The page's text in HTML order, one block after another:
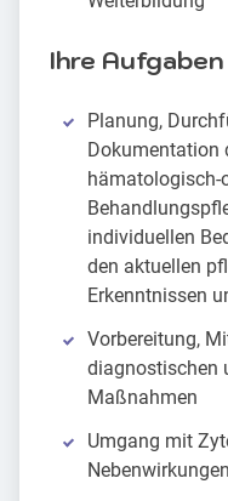
Ihre Aufgaben
Planung,
Dokumentation
hämatologisch-
individuellen
den aktuellen
Erkenntnissen
Vorbereitung,
diagnostischen
Maßnahmen
Umgang mit
Nebenwirkungen